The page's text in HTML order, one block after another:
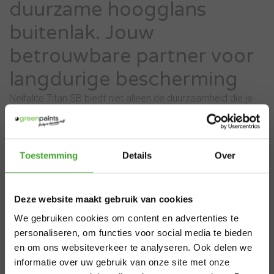
Toestemming Details Over
Deze website maakt gebruik van cookies
We gebruiken cookies om content en advertenties te
personaliseren, om functies voor social media te bieden
en om ons websiteverkeer te analyseren. Ook delen we
informatie over uw gebruik van onze site met onze
duurzame hoogglans
buitenlak. Jouw
betrouwbare partner voor
langdurige bescherming
Nelfalite Titan SB biedt niet alleen de duurzaamheid die je
zoekt, maar levert ook die onberispelijke hoogglans
afwerking waar professionals en particulieren van dromen.
glansgraad.
Belangrijkste eigenschappen
Superieure verwerking
Uitmuntende vloeiing
Uitstekende dekking & hechting
×
Aangepaste
levertijden
zomervakantie
Van 29 juli t/m 7 augustus zijn wij gesloten.